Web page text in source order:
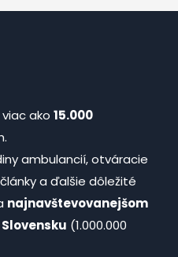
ako 15.000
ambulancií, otváracie
a ďalšie dôležité
najnavštevovanejšom
(1.000.000